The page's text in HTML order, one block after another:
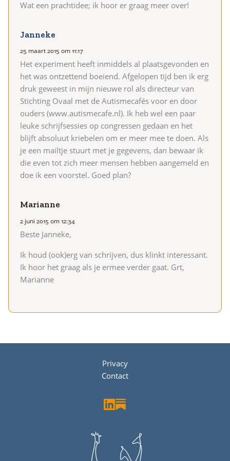
Wat een prachtidee; ik hoor er graag meer over!
Janneke
25 maart 2015 om 11:17
Het experiment heeft inmiddels al plaatsgevonden en
het was ontzettend boeiend. Afgelopen tijd ben ik erg
druk geweest in mijn nieuwe rol als directeur van
Stichting Ovaal met de Autismecafés voor en door
ouders (www.autismecafe.nl). Ik heb wel een paar
leuke schrijfsessies op congressen gedaan en het
blijft absoluut kriebelen om er meer mee te doen. Als
je een mailtje stuurt met je gegevens, dan bewaar ik
die even tot zich meer mensen hebben aangemeld en
doe ik een voorstel. Goed plan?
Marianne
2 juni 2015 om 12:34
Beste Janneke,
Ik houd (ook)erg van schrijven, dus klinkt interessant.
Ik hoor het graag als je ermee verder gaat. Grt,
Marianne
Privacy
Contact